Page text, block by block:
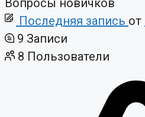
Последняя запись от
9 Записи
8 Пользователи